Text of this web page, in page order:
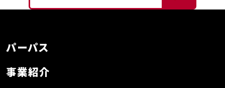
パーパス
事業紹介